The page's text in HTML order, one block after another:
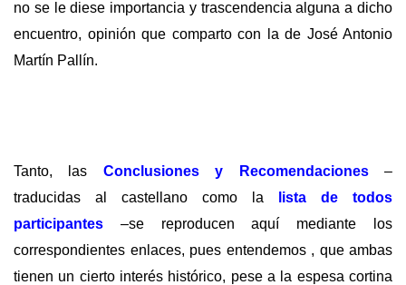
no se le diese importancia y trascendencia alguna a dicho
encuentro, opinión que comparto con la de José Antonio
Martín Pallín.
Tanto, las Conclusiones y Recomendaciones–
traducidas al castellano como la
lista de todos
participantes –se reproducen aquí mediante los
correspondientes enlaces, pues entendemos , que ambas
tienen un cierto interés histórico, pese a la espesa cortina